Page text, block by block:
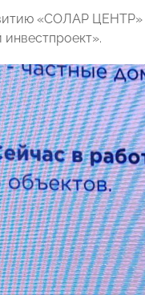
«СОЛАР ЦЕНТР»